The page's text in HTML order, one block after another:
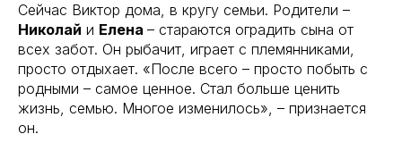
Сейчас Виктор дома, в кругу семьи. Родители –
Николай и Елена – стараются оградить сына от
всех забот. Он рыбачит, играет с племянниками,
просто отдыхает. «После всего – просто побыть с
родными – самое ценное. Стал больше ценить
жизнь, семью. Многое изменилось», – признается
он.